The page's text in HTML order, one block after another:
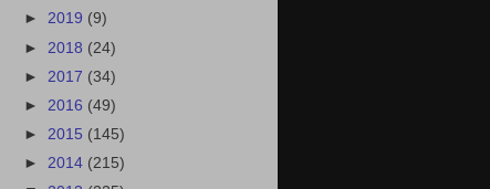
► 2019 (9)
► 2018 (24)
► 2017 (34)
► 2016 (49)
► 2015 (145)
► 2014 (215)